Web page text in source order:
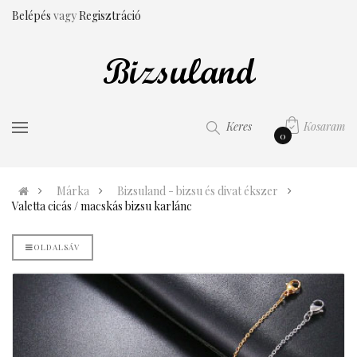
Belépés vagyRegisztráció
Kosaram
0
Keres
Márka
Bizsuland - bizsu és divat ékszer
Valetta cicás / macskás bizsu karlánc
OLDALSÁV